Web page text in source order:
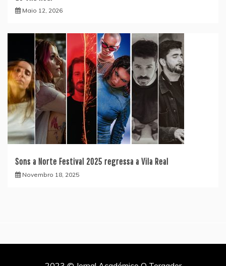
Maio 12, 2026
Sons a Norte Festival 2025 regressa a Vila Real
Novembro 18, 2025